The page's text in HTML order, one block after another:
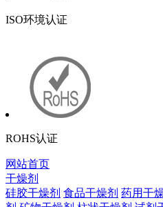
ISO环境认证
ROHS认证
网站首页
干燥剂
硅胶干燥剂 食品干燥剂 药用干